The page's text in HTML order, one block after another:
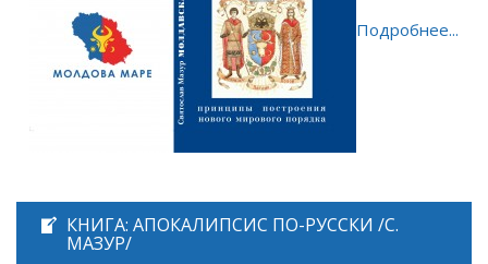
Подробнее...
КНИГА: АПОКАЛИПСИС ПО-РУССКИ /С.
МАЗУР/